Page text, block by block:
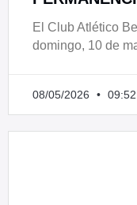
El Club Atlético
domingo, 10 de
08/05/2026 09:52